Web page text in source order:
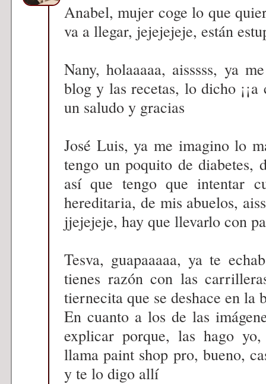
Anabel, mujer coge lo que
va a llegar, jejejejeje, están
Nany, holaaaaa, aisssss, ya
blog y las recetas, lo dicho
un saludo y gracias
José Luis, ya me imagino lo
tengo un poquito de diabetes,
así que tengo que intentar
hereditaria, de mis abuelos,
jjejejeje, hay que llevarlo con
Tesva, guapaaaaa, ya te
tienes razón con las
tiernecita que se deshace en la
En cuanto a los de las
explicar porque, las hago
llama paint shop pro, bueno,
y te lo digo allí